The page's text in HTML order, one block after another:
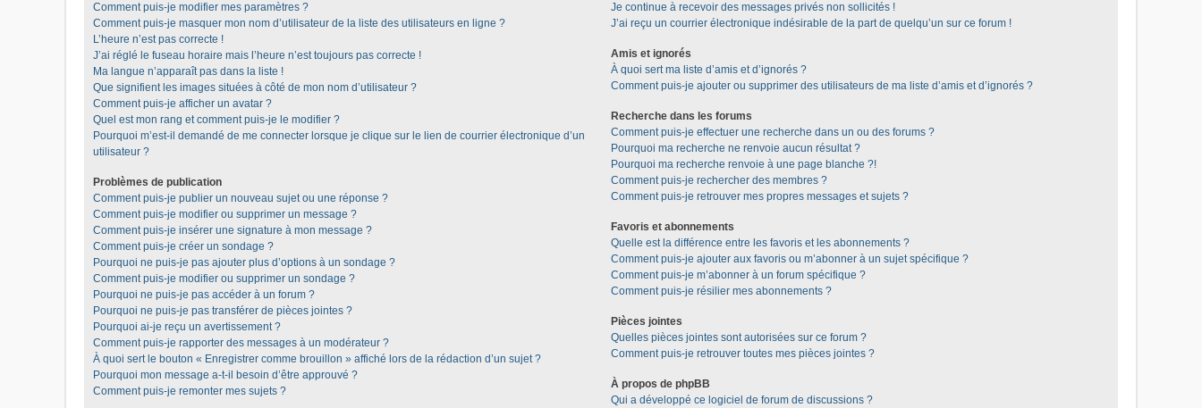
Comment puis-je modifier mes paramètres ?
Comment puis-je masquer mon nom d’utilisateur de la liste des utilisateurs en ligne ?
L’heure n’est pas correcte !
J’ai réglé le fuseau horaire mais l’heure n’est toujours pas correcte !
Ma langue n’apparaît pas dans la liste !
Que signifient les images situées à côté de mon nom d’utilisateur ?
Comment puis-je afficher un avatar ?
Quel est mon rang et comment puis-je le modifier ?
Pourquoi m’est-il demandé de me connecter lorsque je clique sur le lien de courrier électronique d’un
utilisateur ?
Problèmes de publication
Comment puis-je publier un nouveau sujet ou une réponse ?
Comment puis-je modifier ou supprimer un message ?
Comment puis-je insérer une signature à mon message ?
Comment puis-je créer un sondage ?
Pourquoi ne puis-je pas ajouter plus d’options à un sondage ?
Comment puis-je modifier ou supprimer un sondage ?
Pourquoi ne puis-je pas accéder à un forum ?
Pourquoi ne puis-je pas transférer de pièces jointes ?
Pourquoi ai-je reçu un avertissement ?
Comment puis-je rapporter des messages à un modérateur ?
À quoi sert le bouton « Enregistrer comme brouillon » affiché lors de la rédaction d’un sujet ?
Pourquoi mon message a-t-il besoin d’être approuvé ?
Comment puis-je remonter mes sujets ?
Je continue à recevoir des messages privés non sollicités !
J’ai reçu un courrier électronique indésirable de la part de quelqu’un sur ce forum !
Amis et ignorés
À quoi sert ma liste d’amis et d’ignorés ?
Comment puis-je ajouter ou supprimer des utilisateurs de ma liste d’amis et d’ignorés ?
Recherche dans les forums
Comment puis-je effectuer une recherche dans un ou des forums ?
Pourquoi ma recherche ne renvoie aucun résultat ?
Pourquoi ma recherche renvoie à une page blanche ?!
Comment puis-je rechercher des membres ?
Comment puis-je retrouver mes propres messages et sujets ?
Favoris et abonnements
Quelle est la différence entre les favoris et les abonnements ?
Comment puis-je ajouter aux favoris ou m’abonner à un sujet spécifique ?
Comment puis-je m’abonner à un forum spécifique ?
Comment puis-je résilier mes abonnements ?
Pièces jointes
Quelles pièces jointes sont autorisées sur ce forum ?
Comment puis-je retrouver toutes mes pièces jointes ?
À propos de phpBB
Qui a développé ce logiciel de forum de discussions ?